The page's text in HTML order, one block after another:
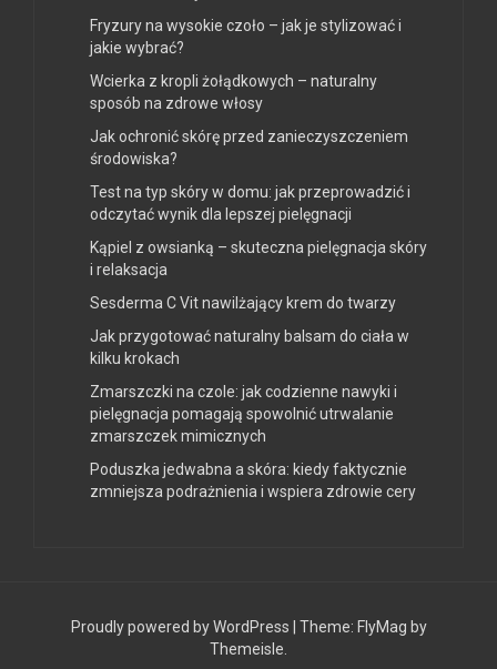
Fryzury na wysokie czoło – jak je stylizować i
jakie wybrać?
Wcierka z kropli żołądkowych – naturalny
sposób na zdrowe włosy
Jak ochronić skórę przed zanieczyszczeniem
środowiska?
Test na typ skóry w domu: jak przeprowadzić i
odczytać wynik dla lepszej pielęgnacji
Kąpiel z owsianką – skuteczna pielęgnacja skóry
i relaksacja
Sesderma C Vit nawilżający krem do twarzy
Jak przygotować naturalny balsam do ciała w
kilku krokach
Zmarszczki na czole: jak codzienne nawyki i
pielęgnacja pomagają spowolnić utrwalanie
zmarszczek mimicznych
Poduszka jedwabna a skóra: kiedy faktycznie
zmniejsza podrażnienia i wspiera zdrowie cery
Proudly powered by WordPress Theme: FlyMag by
Themeisle.